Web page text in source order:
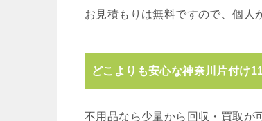
お見積もりは無料ですので、個人
どこよりも安心な神奈川片付け
不用品なら少量から回収・買取が